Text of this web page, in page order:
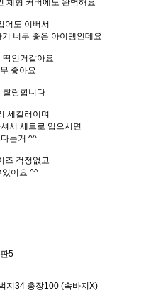
체형 커버에도 완벽해요
어도 이뻐서
너무 좋은 아이템인데요
딱인거같아요
좋아요
찰랑합니다
세컬러이며
서 세트로 입으시면
는거 ^^
즈 걱정없고
있어요 ^^
5
지34 총장100 (속바지X)